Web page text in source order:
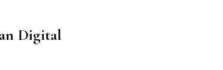
Digital